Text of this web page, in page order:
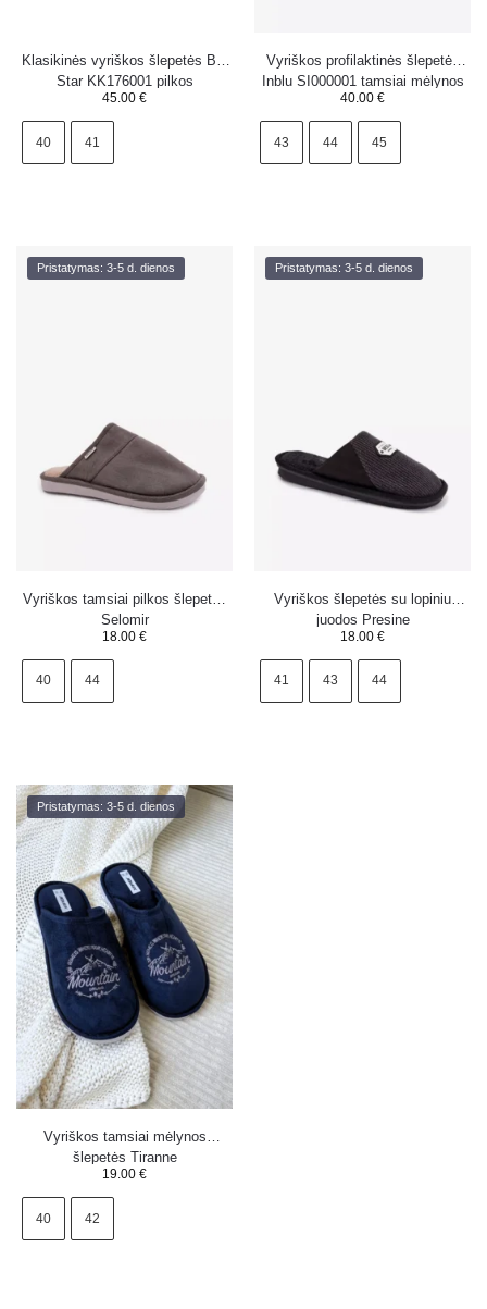
Klasikinės vyriškos šlepetės Big
Star KK176001 pilkos
45.00 €
40 41
Vyriškos profilaktinės šlepetės
Inblu SI000001 tamsiai mėlynos
40.00 €
43 44 45
Pristatymas: 3-5 d. dienos
Vyriškos tamsiai pilkos šlepetės
Selomir
18.00 €
40 44
Pristatymas: 3-5 d. dienos
Vyriškos šlepetės su lopiniu
juodos Presine
18.00 €
41 43 44
Pristatymas: 3-5 d. dienos
Vyriškos tamsiai mėlynos
šlepetės Tiranne
19.00 €
40 42